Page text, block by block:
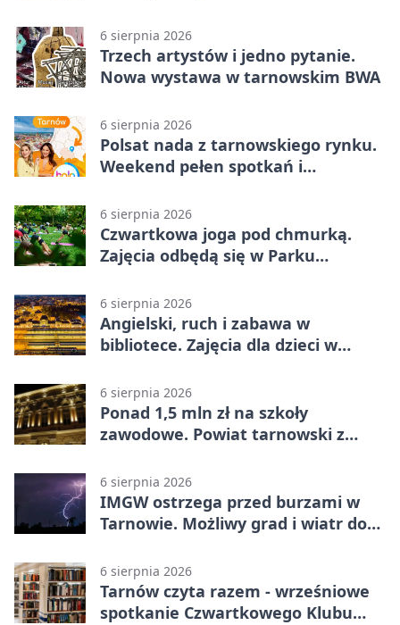
6 sierpnia 2026
Trzech artystów i jedno pytanie.
Nowa wystawa w tarnowskim BWA
6 sierpnia 2026
Polsat nada z tarnowskiego rynku.
Weekend pełen spotkań i
6 sierpnia 2026
Czwartkowa joga pod chmurką.
Zajęcia odbędą się w Parku
6 sierpnia 2026
Angielski, ruch i zabawa w
bibliotece. Zajęcia dla dzieci w
6 sierpnia 2026
Ponad 1,5 mln zł na szkoły
zawodowe. Powiat tarnowski z
6 sierpnia 2026
IMGW ostrzega przed burzami w
Tarnowie. Możliwy grad i wiatr do
6 sierpnia 2026
Tarnów czyta razem - wrześniowe
spotkanie Czwartkowego Klubu